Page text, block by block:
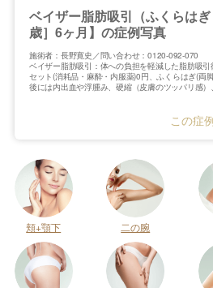
ベイザー脂肪吸引（ふくらは
歳］6ヶ月】の症例写真
施術者：長野寛史／問い合わせ：0120-092-070
ベイザー脂肪吸引：体への負担を軽減した脂肪吸
セット(消耗品・麻酔・内服薬)0円、ふくらはぎ(両
後には内出血や浮腫み、硬縮（皮膚のツッパリ感
この症
頬+顎下 二の腕